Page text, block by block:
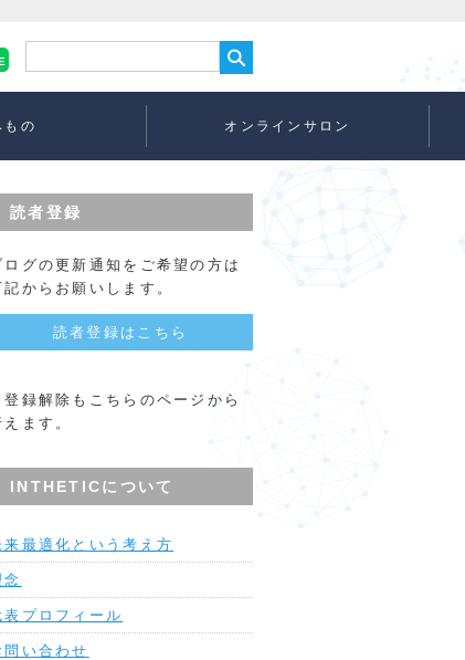
もの オンラインサロン
読者登録
ログの更新通知をご希望の方は
記からお願いします。
読者登録はこちら
録解除もこちらのページから
えます。
INTHETICについて
来最適化という考え方
念
表プロフィール
問い合わせ